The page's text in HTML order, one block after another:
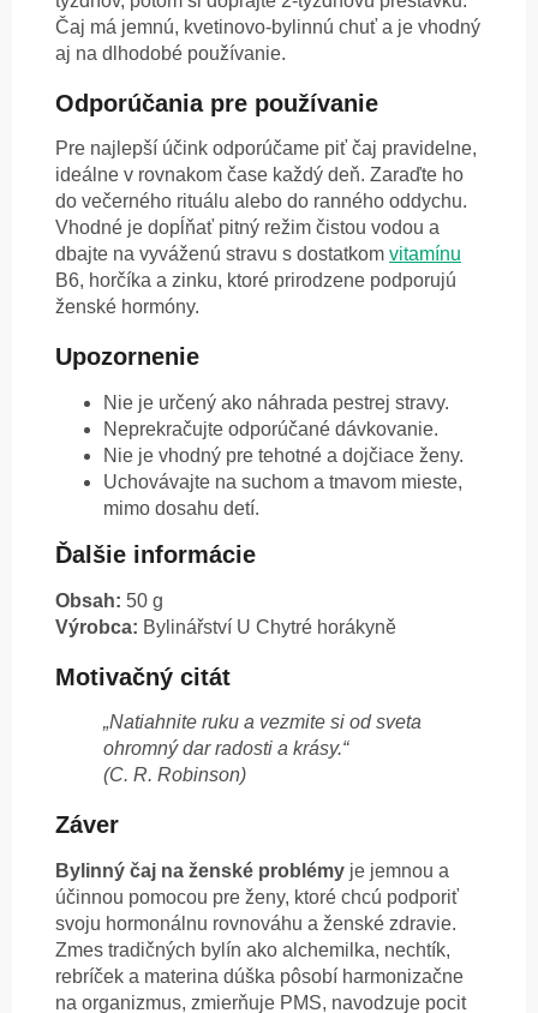
Čaj má jemnú, kvetinovo-bylinnú chuť a je vhodný
aj na dlhodobé používanie.
Odporúčania pre používanie
Pre najlepší účink odporúčame piť čaj pravidelne,
ideálne v rovnakom čase každý deň. Zaraďte ho
do večerného rituálu alebo do ranného oddychu.
Vhodné je dopĺňať pitný režim čistou vodou a
dbajte na vyváženú stravu s dostatkom vitamínu
B6, horčíka a zinku, ktoré prirodzene podporujú
ženské hormóny.
Upozornenie
Nie je určený ako náhrada pestrej stravy.
Neprekračujte odporúčané dávkovanie.
Nie je vhodný pre tehotné a dojčiace ženy.
Uchovávajte na suchom a tmavom mieste,
mimo dosahu detí.
Ďalšie informácie
Obsah: 50 g
Výrobca: Bylinářství U Chytré horákyně
Motivačný citát
„Natiahnite ruku a vezmite si od sveta
ohromný dar radosti a krásy.“
(C. R. Robinson)
Záver
Bylinný čaj na ženské problémy je jemnou a
účinnou pomocou pre ženy, ktoré chcú podporiť
svoju hormonálnu rovnováhu a ženské zdravie.
Zmes tradičných bylín ako alchemilka, nechtík,
rebríček a materina dúška pôsobí harmonizačne
na organizmus, zmierňuje PMS, navodzuje pocit